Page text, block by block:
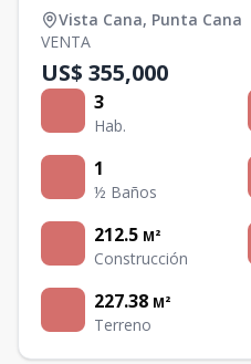
Vista Cana, Punta Cana
VENTA
US$ 355,000
3
Hab.
1
½ Baños
212.5 M²
Construcción
227.38 M²
Terreno